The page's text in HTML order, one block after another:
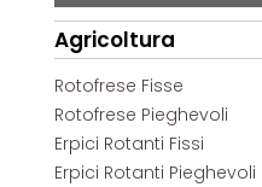
Agricoltura
Rotofrese Fisse
Rotofrese Pieghevoli
Erpici Rotanti Fissi
Erpici Rotanti Pieghevoli